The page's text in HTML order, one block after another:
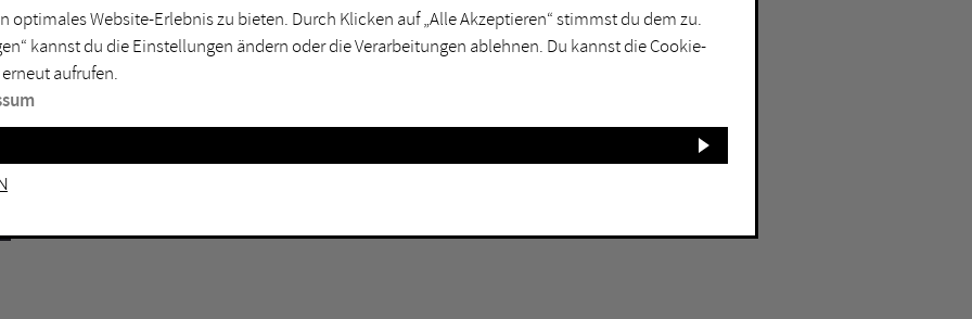
Marl
Mülheim an der Ruhr
optimales Website-Erlebnis zu bieten. Durch Klicken auf „Alle Akzeptieren“ stimmst du dem zu.
kannst du die Einstellungen ändern oder die Verarbeitungen ablehnen. Du kannst die Cookie-
aufrufen.